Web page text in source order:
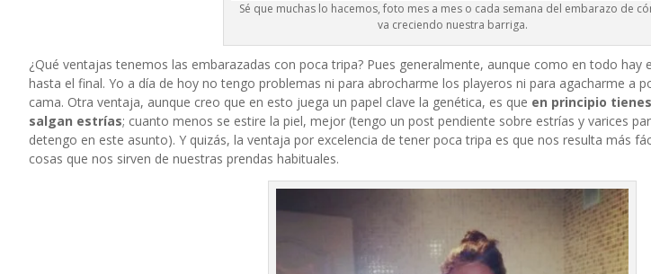
Sé que muchas lo hacemos, foto mes a mes o cada semana del embarazo de
va creciendo nuestra barriga.
¿Qué ventajas tenemos las embarazadas con poca tripa? Pues generalmente, aunque como en todo hay
hasta el final. Yo a día de hoy no tengo problemas ni para abrocharme los playeros ni para agacharme a
cama. Otra ventaja, aunque creo que en esto juega un papel clave la genética, es que en principio
salgan estrías; cuanto menos se estire la piel, mejor (tengo un post pendiente sobre estrías y varices
detengo en este asunto). Y quizás, la ventaja por excelencia de tener poca tripa es que nos resulta más
cosas que nos sirven de nuestras prendas habituales.